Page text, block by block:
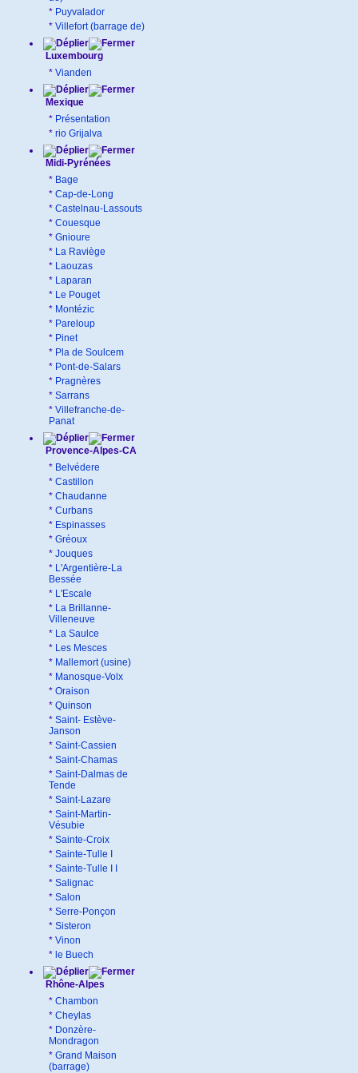
* Puyvalador
* Villefort (barrage de)
Luxembourg
* Vianden
Mexique
* Présentation
* rio Grijalva
Midi-Pyrénées
* Bage
* Cap-de-Long
* Castelnau-Lassouts
* Couesque
* Gnioure
* La Raviège
* Laouzas
* Laparan
* Le Pouget
* Montézic
* Pareloup
* Pinet
* Pla de Soulcem
* Pont-de-Salars
* Pragnères
* Sarrans
* Villefranche-de-
Panat
Provence-Alpes-CA
* Belvédere
* Castillon
* Chaudanne
* Curbans
* Espinasses
* Gréoux
* Jouques
* L'Argentière-La
Bessée
* L'Escale
* La Brillanne-
Villeneuve
* La Saulce
* Les Mesces
* Mallemort (usine)
* Manosque-Volx
* Oraison
* Quinson
* Saint- Estève-
Janson
* Saint-Cassien
* Saint-Chamas
* Saint-Dalmas de
Tende
* Saint-Lazare
* Saint-Martin-
Vésubie
* Sainte-Croix
* Sainte-Tulle I
* Sainte-Tulle I I
* Salignac
* Salon
* Serre-Ponçon
* Sisteron
* Vinon
* le Buech
Rhône-Alpes
* Chambon
* Cheylas
* Donzère-
Mondragon
* Grand Maison
(barrage)